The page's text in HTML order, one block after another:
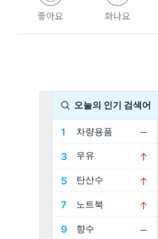
좋아요 화나요